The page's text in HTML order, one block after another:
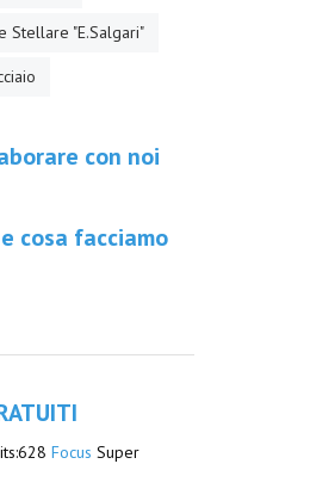
Stellare "E.Salgari"
con noi
cosa facciamo
628 Focus Super